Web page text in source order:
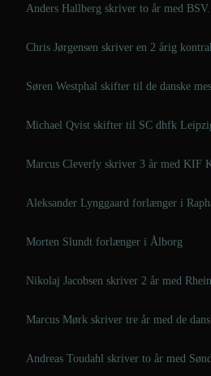
Anders Hallberg skriver to år med BSV.
Chris Jørgensen skriver en 2 årig
Søren Westphal skifter til de danske
Michael Qvist skifter til SC dhfk
Marcus Cleverly skriver 3 år med KIF
Aleksander Lynggaard forlænger i
Morten Slundt forlænger i Ålborg
Nikolaj Jacobsen skriver 2 år med
Marcus Mørk skriver tre år med de
Andreas Toudahl skriver to år med